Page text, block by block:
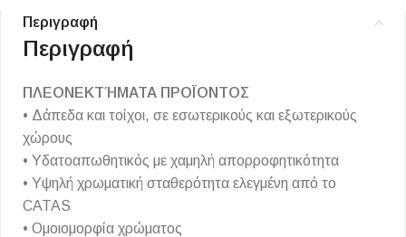
Περιγραφή
Περιγραφή
ΠΛΕΟΝΕΚΤΉΜΑΤΑ ΠΡΟΪΟΝΤΟΣ
• Δάπεδα και τοίχοι, σε εσωτερικούς και εξωτερικούς
χώρους
• Υδατοαπωθητικός με χαμηλή απορροφητικότητα
• Υψηλή χρωματική σταθερότητα ελεγμένη από το
CATAS
• Ομοιομορφία χρώματος